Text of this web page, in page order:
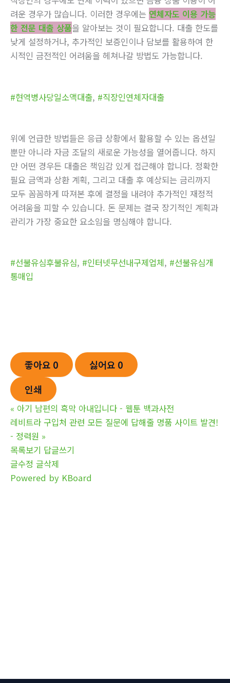
려운 경우가 많습니다. 이러한 경우에는 연체자도 이용 가능
한 전문 대출 상품을 알아보는 것이 필요합니다. 대출 한도를
낮게 설정하거나, 추가적인 보증인이나 담보를 활용하여 한
시적인 금전적인 어려움을 헤쳐나갈 방법도 가능합니다.
#현역병사당일소액대출, #직장인연체자대출
위에 언급한 방법들은 응급 상황에서 활용할 수 있는 옵션일
뿐만 아니라 자금 조달의 새로운 가능성을 열어줍니다. 하지
만 어떤 경우든 대출은 책임감 있게 접근해야 합니다. 정확한
필요 금액과 상환 계획, 그리고 대출 후 예상되는 금리까지
모두 꼼꼼하게 따져본 후에 결정을 내려야 추가적인 재정적
어려움을 피할 수 있습니다. 돈 문제는 결국 장기적인 계획과
관리가 가장 중요한 요소임을 명심해야 합니다.
#선불유심후불유심, #인터넷무선내구제업체, #선불유심개
통매입
좋아요 0 싫어요 0
인쇄
« 아기 남편의 흑막 아내입니다 - 웹툰 백과사전
레비트라 구입처 관련 모든 질문에 답해줄 명품 사이트 발견!
- 정력원 »
목록보기 답글쓰기
글수정 글삭제
Powered by KBoard